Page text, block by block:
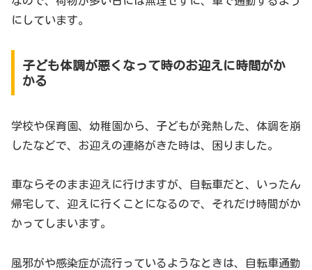
にしています。
子ども体調が悪くなって時のお迎えに時間がか
かる
学校や保育園、幼稚園から、子どもが発熱した、体調を崩
したなどで、お迎えの連絡がきた時は、困りました。
車ならそのまま迎えに行けますが、自転車だと、いったん
帰宅して、迎えに行くことになるので、それだけ時間がか
かってしまいます。
風邪がや感染症が流行っているようなときは、自転車通勤